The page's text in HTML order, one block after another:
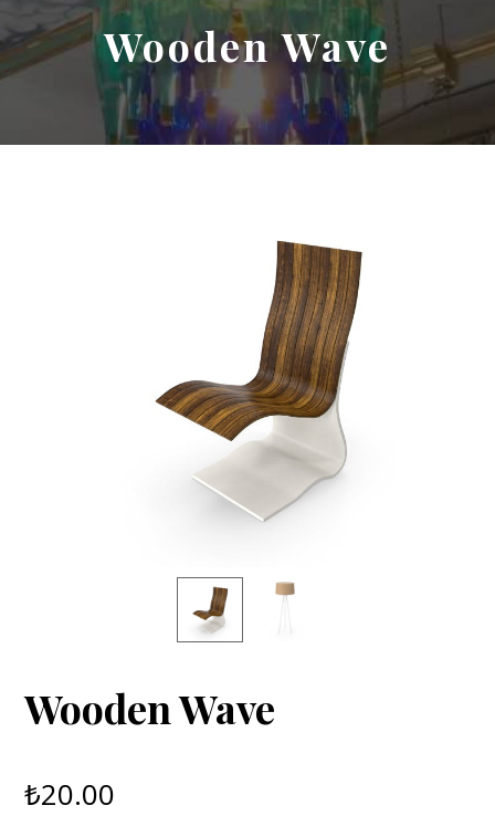
Wooden Wave
Wooden Wave
₺20.00